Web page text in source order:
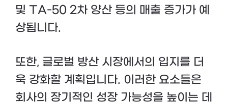
및 TA-50 2차 양산 등의 매출 증가가 예
상됩니다.
또한, 글로벌 방산 시장에서의 입지를 더
욱 강화할 계획입니다. 이러한 요소들은
회사의 장기적인 성장 가능성을 높이는 데